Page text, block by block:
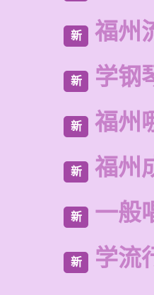
新 福州
新 学钢
新 福州
新 福州
新 一般
新 学流